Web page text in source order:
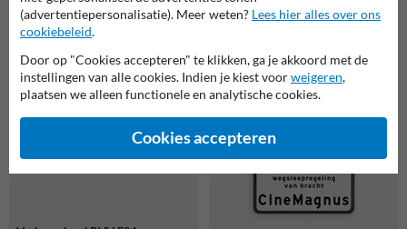
(advertentiepersonalisatie). Meer weten? Lees hier alles over ons
cookiebeleid.
Door op "Cookies accepteren" te klikken, ga je akkoord met de
instellingen van alle cookies. Indien je kiest voorweigeren,
plaatsen we alleen functionele en analytische cookies.
Cookies accepteren